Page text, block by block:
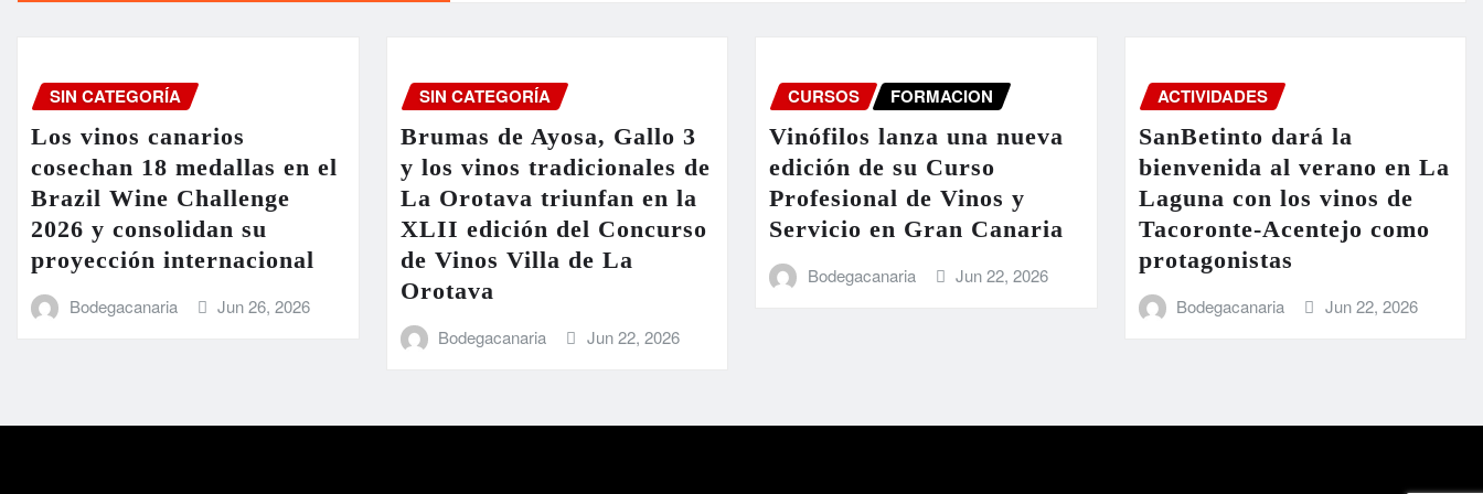
SIN CATEGORÍA
Los vinos canarios
cosechan 18 medallas en el
Brazil Wine Challenge
2026 y consolidan su
proyección internacional
Bodegacanaria Jun 26, 2026
SIN CATEGORÍA
Brumas de Ayosa, Gallo 3
y los vinos tradicionales de
La Orotava triunfan en la
XLII edición del Concurso
de Vinos Villa de La
Orotava
Bodegacanaria Jun 22, 2026
CURSOS FORMACION
Vinófilos lanza una nueva
edición de su Curso
Profesional de Vinos y
Servicio en Gran Canaria
Bodegacanaria Jun 22, 2026
ACTIVIDADES
SanBetinto dará la
bienvenida al verano en La
Laguna con los vinos de
Tacoronte-Acentejo como
protagonistas
Bodegacanaria Jun 22, 2026